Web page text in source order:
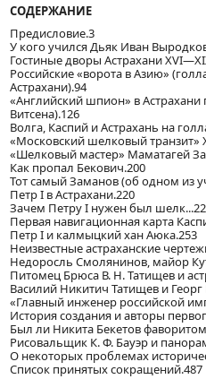
СОДЕРЖАНИЕ
Предисловие.3
У кого учился Дьяк Иван
Гостиные дворы Астрахани
Российские «ворота в Азию»
Астрахани).94
«Английский шпион» в Астрахани
Витсена).126
Волга, Каспий и Астрахань на
«Московский шелковый транзит»
«Шелковый мастер» Маматагей
Как пропал Бекович.200
Тот самый Заманов (об одном из
Петр I в Астрахани.220
Зачем Петру I нужен был
Первая навигационная карта
Петр І и калмыцкий хан Аюка.253
Неизвестные астраханские
Недоросль Смолянинов, майор
Питомец Брюса В. Н. Татищев и
Василий Никитич Татищев и
«Главный инженер российской
История создания и авторы
Был ли Никита Бекетов
Рисовальщик К. Ф. Бауэр и
О некоторых проблемах
Список принятых сокращений.487